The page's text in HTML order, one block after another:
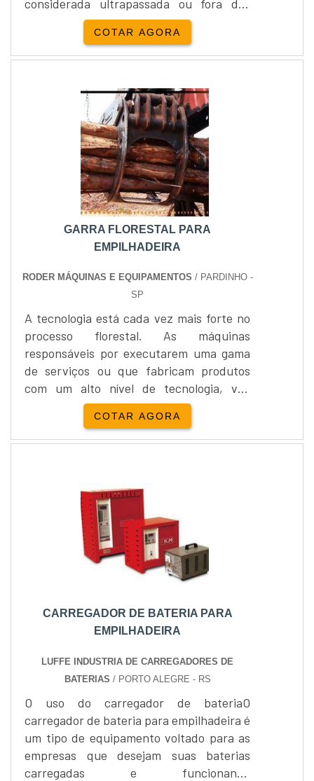
considerada ultrapassada ou fora das
normas padrão. Com essa renovação, o
equipamento se torna apto a exercer
todas as suas funções iniciais. A
de retrofit de empilhadeiras vem dos
processos graduais de desgaste das
máquinas devido a fatores como o....
COTAR AGORA
GARRA FLORESTAL PARA
EMPILHADEIRA
RODER MÁQUINAS E EQUIPAMENTOS / PARDINHO -
SP
A tecnologia está cada vez mais forte no
processo florestal. As máquinas
responsáveis por executarem uma gama
de serviços ou que fabricam produtos
com um alto nível de tecnologia, vão
possibilitar que o trabalho consiga
resultados com uma eficiência cada vez
maior em todos os serviços e dos
empresas e indústrias a cada dia que
passa é a garra florestal para empilhad....
COTAR AGORA
CARREGADOR DE BATERIA PARA
EMPILHADEIRA
LUFFE INDUSTRIA DE CARREGADORES DE
BATERIAS / PORTO ALEGRE - RS
O uso do carregador de bateriaO
carregador de bateria para empilhadeira é
um tipo de equipamento voltado para as
empresas que desejam suas baterias
carregadas e funcionando